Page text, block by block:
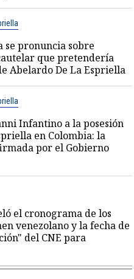
se pronuncia sobre
que pretendería
Abelardo De La Espriella
Infantino a la posesión
en Colombia: la
por el Gobierno
el cronograma de los
venezolano y la fecha de
del CNE para